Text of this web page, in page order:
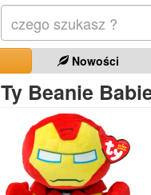
Nowości
Ty Beanie